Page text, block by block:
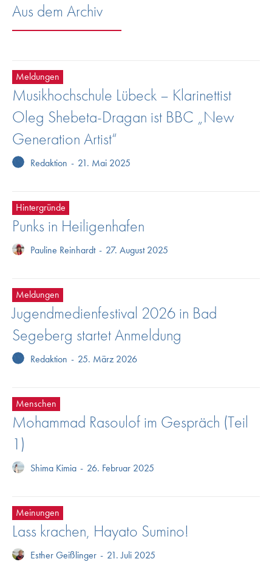
Aus dem Archiv
Meldungen
Musikhochschule Lübeck – Klarinettist
Oleg Shebeta-Dragan ist BBC „New
Generation Artist“
Redaktion - 21. Mai 2025
Hintergründe
Punks in Heiligenhafen
Pauline Reinhardt - 27. August 2025
Meldungen
Jugendmedienfestival 2026 in Bad
Segeberg startet Anmeldung
Redaktion - 25. März 2026
Menschen
Mohammad Rasoulof im Gespräch (Teil
1)
Shima Kimia - 26. Februar 2025
Meinungen
Lass krachen, Hayato Sumino!
Esther Geißlinger - 21. Juli 2025